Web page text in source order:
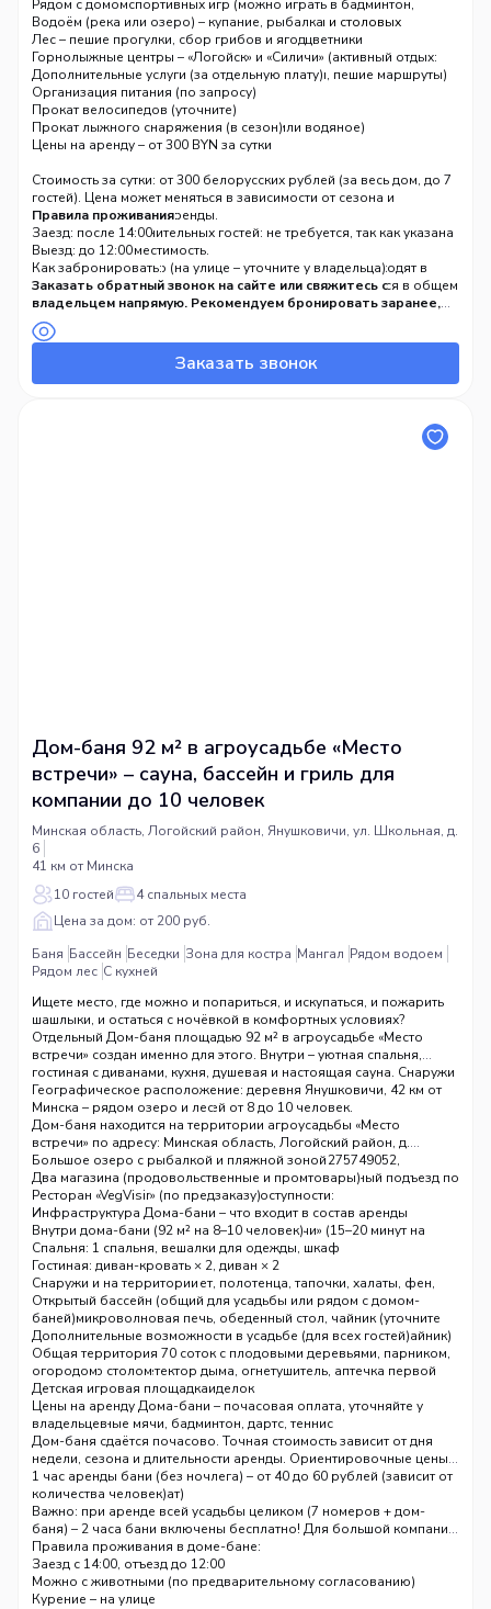
газовая), холодильник, микроволновая печь, мультиварка,
электрический чайник, полный набор посуды и столовых
приборов
Ванная комната: душевая кабина, стиральная машина, фен,
комплект полотенец, водонагреватель
Wi-Fi (бесплатный)
Утюг
Отопление (вероятно, электрическое или водяное)
Площадка для спортивных игр (можно играть в бадминтон,
волейбол, футбол)
Ландшафтный дизайн – ухоженный газон, цветники
Бесплатная парковка на территории
Рядом с домом
Водоём (река или озеро) – купание, рыбалка
Лес – пешие прогулки, сбор грибов и ягод
Горнолыжные центры – «Логойск» и «Силичи» (активный отдых:
лыжи, сноуборд, тюбинг, летом – велосипеды, пешие маршруты)
Дополнительные услуги (за отдельную плату)
Организация питания (по запросу)
Прокат велосипедов (уточните)
Прокат лыжного снаряжения (в сезон)
Цены на аренду – от 300 BYN за сутки
Стоимость за сутки: от 300 белорусских рублей (за весь дом, до 7
гостей). Цена может меняться в зависимости от сезона и
продолжительности аренды.
Доплата за дополнительных гостей: не требуется, так как указана
максимальная вместимость.
Зона барбекю, детская площадка, парковка, Wi-Fi – входят в
стоимость.
Питание, прокат велосипедов, трансфер – оплачиваются
отдельно (по запросу).
Правила проживания:
Заезд: после 14:00
Выезд: до 12:00
Курение: запрещено (на улице – уточните у владельца)
Дети: разрешены (до 12 лет, и при этом они учитываются в общем
количестве гостей)
Животные: запрещены
Мероприятия: запрещены
Предоплата: онлайн или наличными при заселении
Обработка заявок: с 09:00 до 18:00
Как забронировать:
Заказать обратный звонок на сайте или свяжитесь с
владельцем напрямую. Рекомендуем бронировать заранее,
особенно на выходные и в горнолыжный сезон.
Заказать звонок
Дом-баня 92 м² в агроусадьбе «Место
встречи» – сауна, бассейн и гриль для
компании до 10 человек
Минская область, Логойский район, Янушковичи, ул. Школьная, д.
6
41 км от Минска
10 гостей
4 спальных места
Цена за дом: от 200 руб.
Баня Бассейн Беседки Зона для костра Мангал Рядом водоем
Рядом лес С кухней
Ищете место, где можно и попариться, и искупаться, и пожарить
шашлыки, и остаться с ночёвкой в комфортных условиях?
Отдельный Дом-баня площадью 92 м² в агроусадьбе «Место
встречи» создан именно для этого. Внутри – уютная спальня,
гостиная с диванами, кухня, душевая и настоящая сауна. Снаружи
– открытый бассейн, беседка, мангал и кострище. Отдыхайте в
любое время года компанией от 8 до 10 человек.
Географическое расположение: деревня Янушковичи, 42 км от
Минска – рядом озеро и лес
Дом-баня находится на территории агроусадьбы «Место
встречи» по адресу: Минская область, Логойский район, д.
Янушковичи, ул. Школьная, 6 (координаты 54.275749052,
27.599876796). Расстояние от Минска – 42 км, удобный подъезд по
трассе Минск-Витебск. В шаговой доступности:
Большое озеро с рыбалкой и пляжной зоной
Два магазина (продовольственные и промтовары)
Ресторан «VegVisir» (по предзаказу)
Лес, где можно собирать ягоды и грибы
Горнолыжные курорты «Логойск» и «Силичи» (15–20 минут на
машине)
Инфраструктура Дома-бани – что входит в состав аренды
Внутри дома-бани (92 м² на 8–10 человек)
Спальня: 1 спальня, вешалки для одежды, шкаф
Гостиная: диван-кровать × 2, диван × 2
Ванная комната: душ, туалет, полотенца, тапочки, халаты, фен,
туалетная бумага, шампунь
Кухня: микроволновая печь, обеденный стол, чайник (уточните
по факту, т.к. в описании бани указаны микроволновка и чайник)
Развлечения: телевизор (Смарт ТВ), настольный теннис
Комфорт: Wi‑Fi, детектор дыма, огнетушитель, аптечка первой
помощи, детектор угарного газа
Сауна: парилка (сухая или влажная – уточните у владельца)
Снаружи и на территории
Открытый бассейн (общий для усадьбы или рядом с домом-
баней)
Терраса (личная у дома-бани)
Гриль для барбекю (мангал)
Беседка со столом
Кострище с местом для посиделок
Навес и навес для дров
Продажа дров на месте
Мусоросборник
Парковка на улице (бесплатная, охраняемая)
Прокат лодок (за отдельную плату)
Велосипеды (напрокат)
Дополнительные возможности в усадьбе (для всех гостей)
Общая территория 70 соток с плодовыми деревьями, парником,
огородом
Детская игровая площадка
Качели, гамаки, шезлонги
Волейбольные мячи, бадминтон, дартс, теннис
Рыболовные снасти, SUP‑борд, надувная лодка
Зоны кострищ с дровами и углями
Цены на аренду Дома-бани – почасовая оплата, уточняйте у
владельцев
Дом-баня сдаётся почасово. Точная стоимость зависит от дня
недели, сезона и длительности аренды. Ориентировочные цены
(уточняйте при бронировании):
1 час аренды бани (без ночлега) – от 40 до 60 рублей (зависит от
количества человек)
Аренда дома-бани с проживанием на ночь – от 200 до 350
рублей за сутки (включает пользование сауной, бассейном,
мангалом)
Важно: при аренде всей усадьбы целиком (7 номеров + дом-
баня) – 2 часа бани включены бесплатно! Для большой компании
до 26 человек это выгодно.
Правила проживания в доме-бане:
Заезд с 14:00, отъезд до 12:00
Можно с животными (по предварительному согласованию)
Курение – на улице